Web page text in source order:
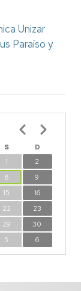
Unizar
Paraíso y
S
D
1
2
8
9
15
16
22
23
29
30
5 6
Paginación